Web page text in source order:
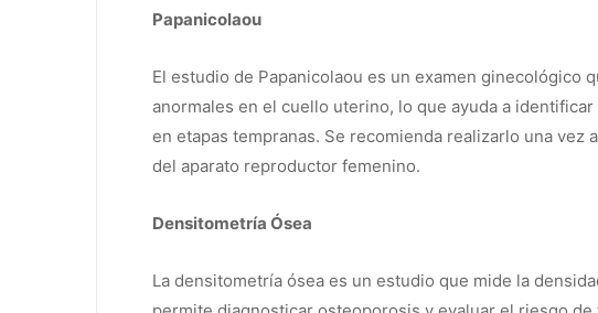
Papanicolaou
El estudio de Papanicolaou es un examen ginecológico
anormales en el cuello uterino, lo que ayuda a
en etapas tempranas. Se recomienda realizarlo una vez
del aparato reproductor femenino.
Densitometría Ósea
La densitometría ósea es un estudio que mide la